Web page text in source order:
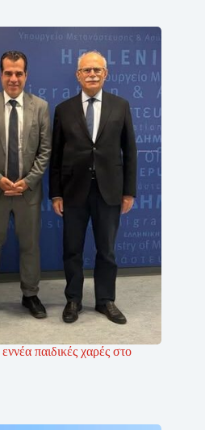
παιδικές χαρές στο